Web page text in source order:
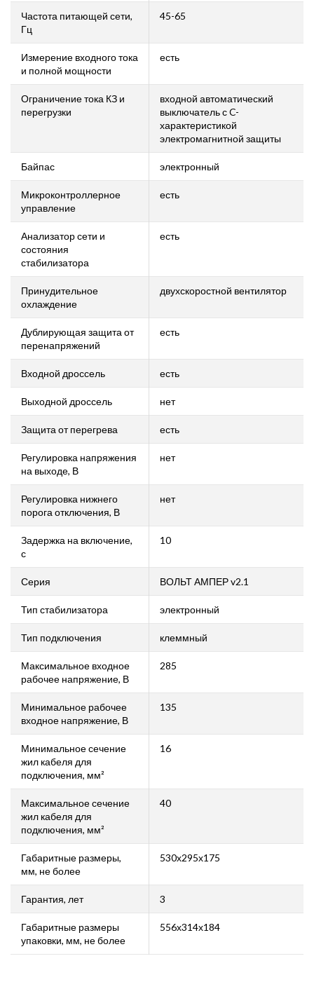
Частота питающей сети,
Гц
45-65
Измерение входного тока
и полной мощности
есть
Ограничение тока КЗ и
перегрузки
входной автоматический
выключатель с C-
характеристикой
электромагнитной защиты
Байпас электронный
Микроконтроллерное
управление
есть
Анализатор сети и
состояния
стабилизатора
есть
Принудительное
охлаждение
двухскоростной вентилятор
Дублирующая защита от
перенапряжений
есть
Входной дроссель есть
Выходной дроссель нет
Защита от перегрева есть
Регулировка напряжения
на выходе, В
нет
Регулировка нижнего
порога отключения, В
нет
Задержка на включение,
с
10
Серия ВОЛЬТ АМПЕР v2.1
Тип стабилизатора электронный
Тип подключения клеммный
Максимальное входное
рабочее напряжение, В
285
Минимальное рабочее
входное напряжение, В
135
Минимальное сечение
жил кабеля для
подключения, мм²
16
Максимальное сечение
жил кабеля для
подключения, мм²
40
Габаритные размеры,
мм, не более
530х295х175
Гарантия, лет 3
Габаритные размеры
упаковки, мм, не более
556х314х184